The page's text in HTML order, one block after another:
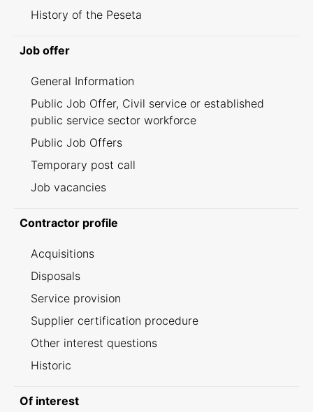
History of the Peseta
Job offer
General Information
Public Job Offer, Civil service or established
public service sector workforce
Public Job Offers
Temporary post call
Job vacancies
Contractor profile
Acquisitions
Disposals
Service provision
Supplier certification procedure
Other interest questions
Historic
Of interest